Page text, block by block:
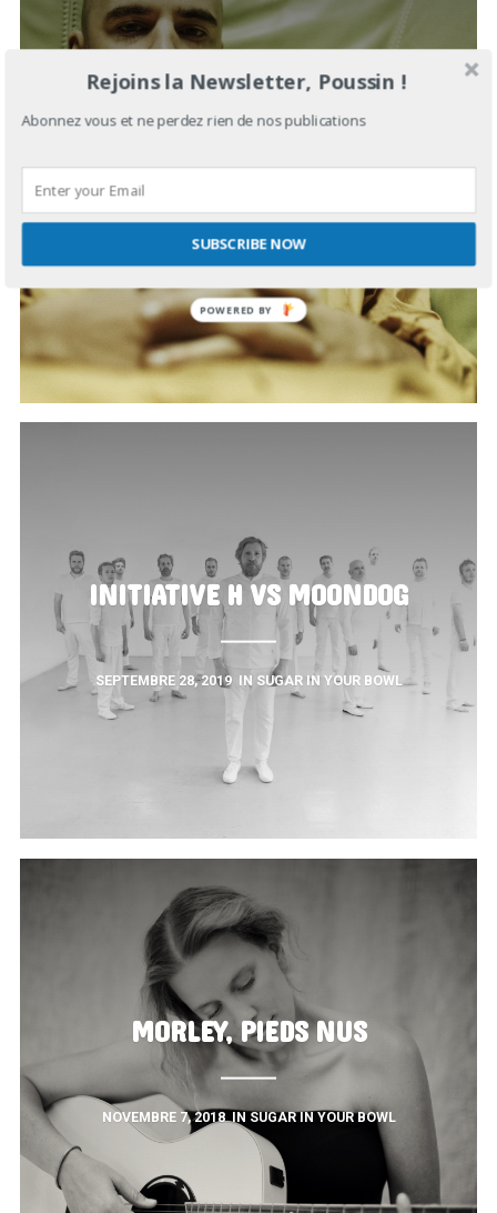
WILMA LA DOUCE
MAI 28, 2020 INSUGAR IN YOUR BOWL
INITIATIVE H VS MOONDOG
SEPTEMBRE 28, 2019 IN SUGAR IN YOUR BOWL
MORLEY, PIEDS NUS
NOVEMBRE 7, 2018 IN SUGAR IN YOUR BOWL
Rejoins la Newsletter, Poussin !
Abonnez vous et ne perdez rien de nos publications
SUBSCRIBE NOW